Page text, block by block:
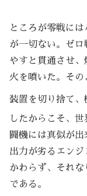
ところが零戦に
が一切ない。ゼ
やすと貫通させ
火を噴いた。そ
装置を切り捨て、
したからこそ、
闘機には真似が
出力が劣るエン
かわらず、それ
である。